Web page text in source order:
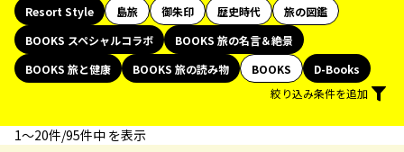
Resort Style
島旅 御朱印 歴史時代
旅の図鑑
BOOKS スペシャルコラボ
BOOKS 旅の名言＆絶景
BOOKS 旅と健康
BOOKS 旅の読み物 BOOKS
D-Books
絞り込み条件を追加
1〜20件/95件中 を表示